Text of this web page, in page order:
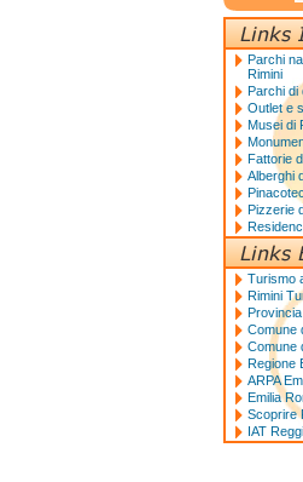
Parchi
Rimini
Parchi di
Outlet e
Musei di
Fattorie
Alberghi
Pizzerie
Turismo
Rimini
Comune
Comune
Regione
ARPA
Emilia
Scoprire
IAT